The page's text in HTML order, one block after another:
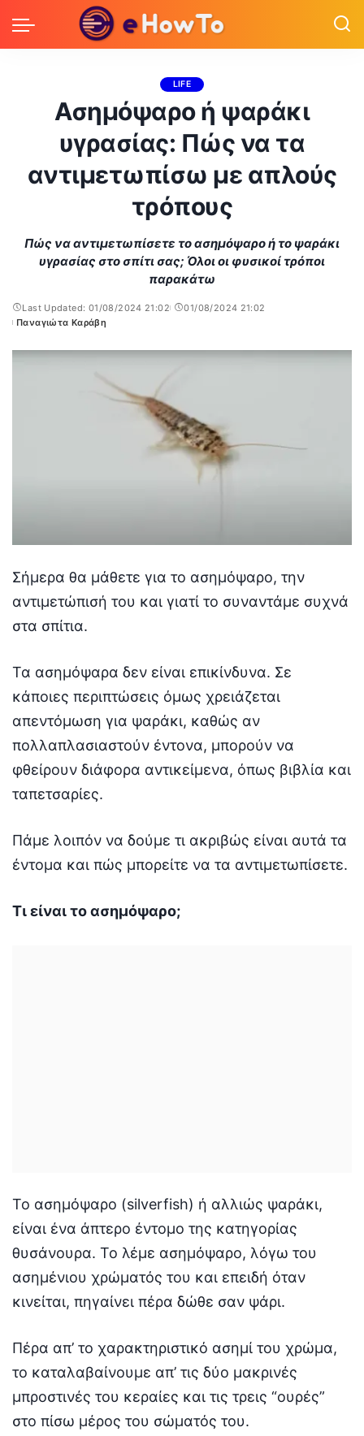
LIFE
Ασημόψαρο ή ψαράκι
υγρασίας: Πώς να τα
αντιμετωπίσω με απλούς
τρόπους
Πώς να αντιμετωπίσετε το ασημόψαρο ή το ψαράκι
υγρασίας στο σπίτι σας; Όλοι οι φυσικοί τρόποι
παρακάτω
Last Updated: 01/08/2024 21:02
01/08/2024 21:02
Posted
Παναγιώτα Καράβη
Σήμερα θα μάθετε για το ασημόψαρο, την
αντιμετώπισή του και γιατί το συναντάμε συχνά
στα σπίτια.
Τα ασημόψαρα δεν είναι επικίνδυνα. Σε
κάποιες περιπτώσεις όμως χρειάζεται
απεντόμωση για ψαράκι, καθώς αν
πολλαπλασιαστούν έντονα, μπορούν να
φθείρουν διάφορα αντικείμενα, όπως βιβλία και
ταπετσαρίες.
Πάμε λοιπόν να δούμε τι ακριβώς είναι αυτά τα
έντομα και πώς μπορείτε να τα αντιμετωπίσετε.
Τι είναι το ασημόψαρο;
Το ασημόψαρο (silverfish) ή αλλιώς ψαράκι,
είναι ένα άπτερο έντομο της κατηγορίας
θυσάνουρα. Το λέμε ασημόψαρο, λόγω του
ασημένιου χρώματός του και επειδή όταν
κινείται, πηγαίνει πέρα δώθε σαν ψάρι.
Πέρα απ’ το χαρακτηριστικό ασημί του χρώμα,
το καταλαβαίνουμε απ’ τις δύο μακρινές
μπροστινές του κεραίες και τις τρεις “ουρές”
στο πίσω μέρος του σώματός του.